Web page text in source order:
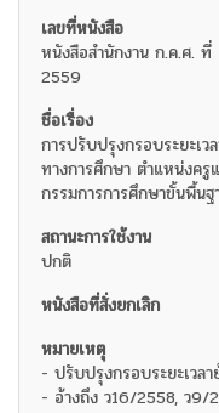
หนังสือสำนักงาน ก.ค.ศ.
2559
การปรับปรุงกรอบระยะเว
ทางการศึกษา ตำแหน่งครู
กรรมการการศึกษาขั้นพื้นฐ
ปกติ
- ปรับปรุงกรอบระยะเวล
- อ้างถึง ว16/2558, ว